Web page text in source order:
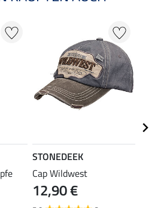
STONEDEEK
Cap Wildwest
12,90 €